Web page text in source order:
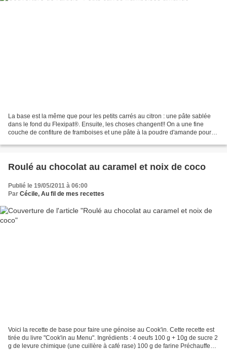
La base est la même que pour les petits carrés au citron : une pâte sablée
dans le fond du Flexipat®. Ensuite, les choses changent!! On a une fine
couche de confiture de framboises et une pâte à la poudre d'amande pour
Roulé au chocolat au caramel et noix de coco
Publié le 19/05/2011 à 06:00
Par Cécile, Au fil de mes recettes
Voici la recette de base pour faire une génoise au Cook'in. Cette recette est
tirée du livre "Cook'in au Menu". Ingrédients : 4 oeufs 100 g + 10g de sucre 2
g de levure chimique (une cuillère à café rase) 100 g de farine Préchauffez